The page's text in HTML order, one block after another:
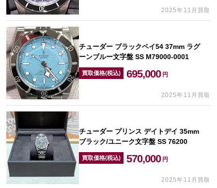
2025年11月買取
チューダー ブラックベイ54 37mm ラグ
ーンブルー文字盤 SS M79000-0001
買取価格(税込) 695,000 円
2025年11月買取
チューダー プリンス デイトデイ 35mm
ブラック/ユニーク文字盤 SS 76200
買取価格(税込) 570,000 円
2025年11月買取